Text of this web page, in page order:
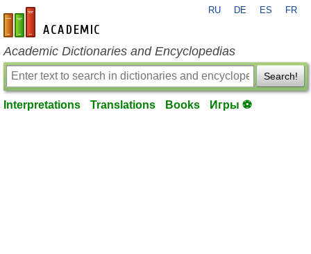
en-academic.com
RU DE ES FR
Academic Dictionaries and Encyclopedias
Search!
Interpretations Translations Books Игры ⚽